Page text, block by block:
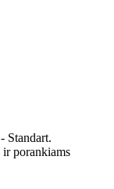
Standart.
porankiams